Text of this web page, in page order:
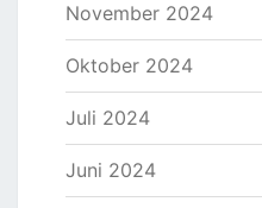
November 2024
Oktober 2024
Juli 2024
Juni 2024